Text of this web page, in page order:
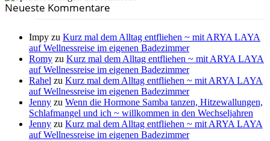
Neueste Kommentare
Impy zu Kurz mal dem Alltag entfliehen ~ mit ARYA LAYA
auf Wellnessreise im eigenen Badezimmer
Romy zu Kurz mal dem Alltag entfliehen ~ mit ARYA LAYA
auf Wellnessreise im eigenen Badezimmer
Rahel zu Kurz mal dem Alltag entfliehen ~ mit ARYA LAYA
auf Wellnessreise im eigenen Badezimmer
Jenny zu Wenn die Hormone Samba tanzen, Hitzewallungen,
Schlafmangel und ich ~ willkommen in den Wechseljahren
Jenny zu Kurz mal dem Alltag entfliehen ~ mit ARYA LAYA
auf Wellnessreise im eigenen Badezimmer